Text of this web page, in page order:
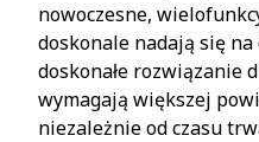
nowoczesne,
doskonale nadają się na
doskonałe rozwiązanie
wymagają większej
niezależnie od czasu